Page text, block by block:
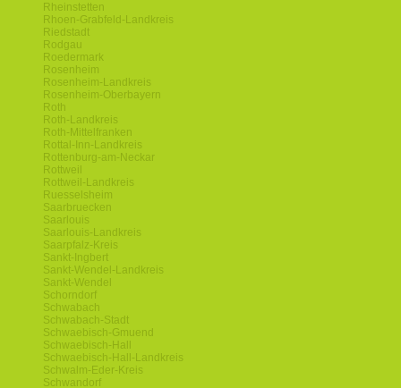
Rheinstetten
Rhoen-Grabfeld-Landkreis
Riedstadt
Rodgau
Roedermark
Rosenheim
Rosenheim-Landkreis
Rosenheim-Oberbayern
Roth
Roth-Landkreis
Roth-Mittelfranken
Rottal-Inn-Landkreis
Rottenburg-am-Neckar
Rottweil
Rottweil-Landkreis
Ruesselsheim
Saarbruecken
Saarlouis
Saarlouis-Landkreis
Saarpfalz-Kreis
Sankt-Ingbert
Sankt-Wendel-Landkreis
Sankt-Wendel
Schorndorf
Schwabach
Schwabach-Stadt
Schwaebisch-Gmuend
Schwaebisch-Hall
Schwaebisch-Hall-Landkreis
Schwalm-Eder-Kreis
Schwandorf